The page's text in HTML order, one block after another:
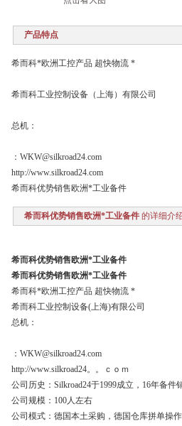
产品特点
希而科*欧洲工控产品 超快物流 *
希而科工业控制设备（上海）有限公司
总机：
：WKW@silkroad24.com
http://www.silkroad24.com
希而科优势销售欧洲*工业备件
希而科优势销售欧洲*工业备件 的详细介
希而科优势销售欧洲*工业备件
希而科优势销售欧洲*工业备件
希而科*欧洲工控产品 超快物流 *
希而科工业控制设备(上海)有限公司
总机：
：WKW@silkroad24.com
http://www.silkroad24。。ｃｏｍ
公司历史：Silkroad24于1999成立，16年备
公司规模：100人左右
公司模式：德国本土采购，德国仓库拼单操